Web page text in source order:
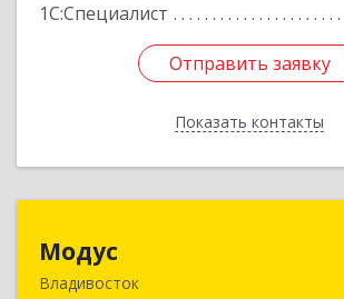
1С:Специалист
Отправить заявку
Показать контакты
Отправить заявку
Назад
Модус
Владивосток690034, Приморский край,